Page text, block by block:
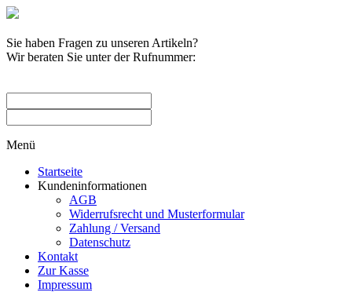
Sie haben Fragen zu unseren Artikeln?
Wir beraten Sie unter der Rufnummer:
Menü
Startseite
Kundeninformationen
AGB
Widerrufsrecht und Musterformular
Zahlung / Versand
Datenschutz
Kontakt
Zur Kasse
Impressum